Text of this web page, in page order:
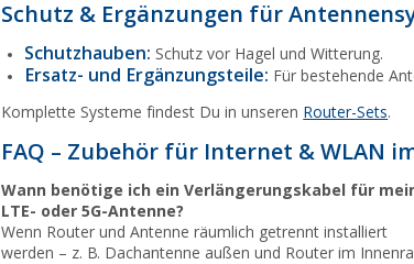
Schutz & Ergänzungen für
Schutzhauben: Schutz vor Hagel und Witterung.
Ersatz- und Ergänzungsteile: Für bestehende
Komplette Systeme findest Du in unseren Router-Sets.
FAQ – Zubehör für Internet & WLAN
Wann benötige ich ein Verlängerungskabel für
LTE- oder 5G-Antenne?
Wenn Router und Antenne räumlich getrennt installiert
werden – z. B. Dachantenne außen und Router im